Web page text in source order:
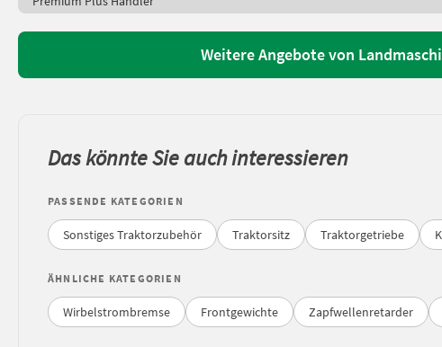
Weitere Angebote von
Das könnte Sie auch interessieren
PASSENDE KATEGORIEN
Sonstiges Traktorzubehör Traktorsitz Traktorgetriebe
ÄHNLICHE KATEGORIEN
Wirbelstrombremse Frontgewichte Zapfwellenretarder